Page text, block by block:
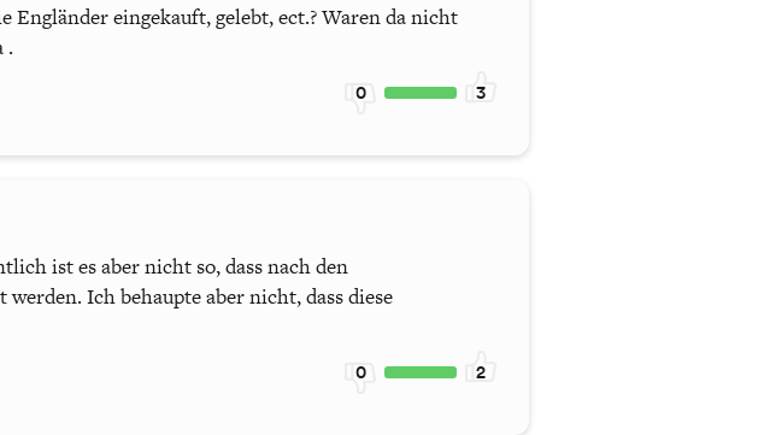
Engländer eingekauft, gelebt, ect.? Waren da nicht
.
0 3
ist es aber nicht so, dass nach den
Ich behaupte aber nicht, dass diese
0 2